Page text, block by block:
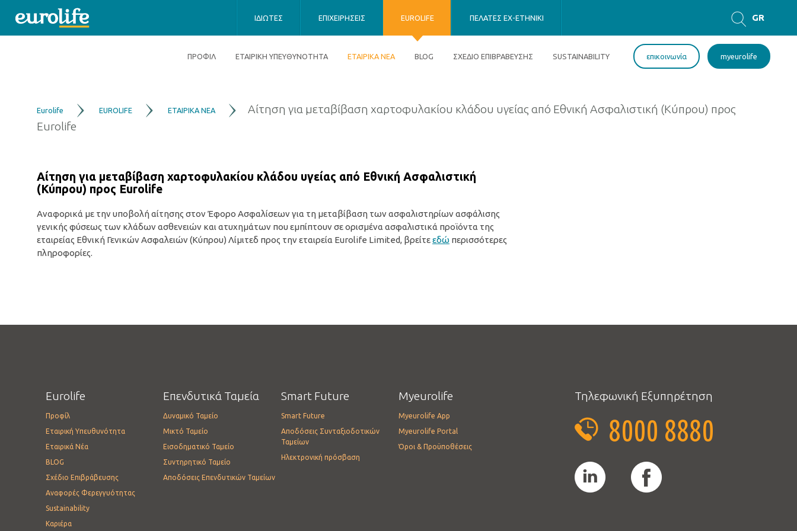
ΙΔΙΩΤΕΣ ΕΠΙΧΕΙΡΗΣΕΙΣ EUROLIFE
ΠΡΟΦΙΛ ΕΤΑΙΡΙΚΗ ΥΠΕΥΘΥΝΟΤΗΤΑ ΕΤΑΙΡΙΚΑ ΝΕΑ BLOG ΣΧΕΔΙΟ ΕΠΙΒΡΑΒΕΥΣΗΣ SUSTAINABILITY
ΠΕΛΑΤΕΣ EX-ETHNIKI GR
EN
επικοινωνία myeurolife
Eurolife EUROLIFE ΕΤΑΙΡΙΚΑ ΝΕΑ
Αίτηση για μεταβίβαση χαρτοφυλακίου κλάδου υγείας από Εθνική Ασφαλιστική (Κύπρου) προς
Eurolife
Αίτηση για μεταβίβαση χαρτοφυλακίου κλάδου υγείας από Εθνική Ασφαλιστική
(Κύπρου) προς Eurolife
Αναφορικά με την υποβολή αίτησης στον Έφορο Ασφαλίσεων για τη μεταβίβαση των ασφαλιστηρίων ασφάλισης
γενικής φύσεως των κλάδων ασθενειών και ατυχημάτων που εμπίπτουν σε ορισμένα ασφαλιστικά προϊόντα της
εταιρείας Εθνική Γενικών Ασφαλειών (Κύπρου) Λίμιτεδ προς την εταιρεία Eurolife Limited, βρείτεεδώ περισσότερες
πληροφορίες.
Eurolife
Προφίλ
Εταιρική Υπευθυνότητα
Εταιρικά Νέα
BLOG
Σχέδιο Επιβράβευσης
Αναφορές Φερεγγυότητας
Sustainability
Καριέρα
Επενδυτικά Ταμεία
Δυναμικό Ταμείο
Μικτό Ταμείο
Εισοδηματικό Ταμείο
Συντηρητικό Ταμείο
Αποδόσεις Επενδυτικών Ταμείων
Smart Future
Smart Future
Αποδόσεις Συνταξιοδοτικών
Ταμείων
Ηλεκτρονική πρόσβαση
Myeurolife
Myeurolife App
Myeurolife Portal
Όροι & Προϋποθέσεις
Τηλεφωνική Εξυπηρέτηση
8000 8880